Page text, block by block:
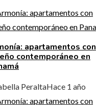
apartamentos con
contemporáneo en
PeraltaHace 1 año